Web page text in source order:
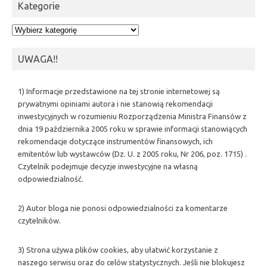
Kategorie
Kategorie
UWAGA!!
1) Informacje przedstawione na tej stronie internetowej są
prywatnymi opiniami autora i nie stanowią rekomendacji
inwestycyjnych w rozumieniu Rozporządzenia Ministra Finansów z
dnia 19 października 2005 roku w sprawie informacji stanowiących
rekomendacje dotyczące instrumentów finansowych, ich
emitentów lub wystawców (Dz. U. z 2005 roku, Nr 206, poz. 1715) .
Czytelnik podejmuje decyzje inwestycyjne na własną
odpowiedzialność.
2) Autor bloga nie ponosi odpowiedzialności za komentarze
czytelników.
3) Strona używa plików cookies, aby ułatwić korzystanie z
naszego serwisu oraz do celów statystycznych. Jeśli nie blokujesz